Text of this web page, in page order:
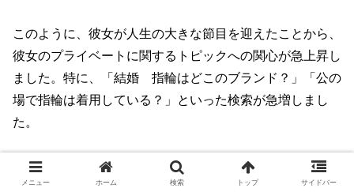
このように、彼女が人生の大きな節目を迎えたことから、
彼女のプライベートに関するトピックへの関心が急上昇し
ました。特に、
「結婚 指輪はどこのブランド？」「公の
場で指輪は着用している？」
といった検索が急増しまし
た。
これは、彼女が長年トップモデルとして活躍し、多くの女
性にとってのファッションアイコンであるためです。彼女
メニュー ホーム 検索 トップ サイドバー